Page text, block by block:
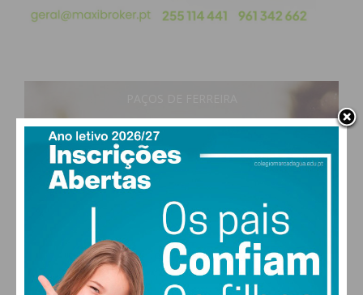
21°
76% humidade
vento: 0m/s NE
29 °
SEG
31
TER
31
QUA
32
QUI